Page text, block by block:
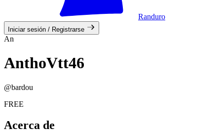
Randuro
Iniciar sesión / Registrarse
An
AnthoVtt46
@bardou
FREE
Acerca de